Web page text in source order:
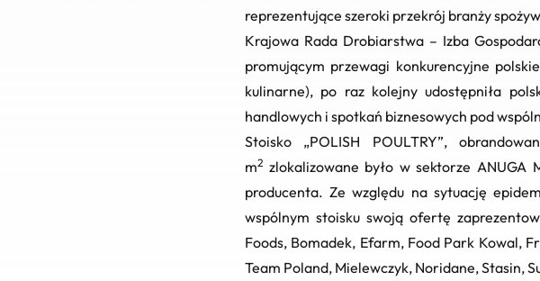
reprezentujące szeroki przekrój branży
Krajowa Rada Drobiarstwa – Izba
promującym przewagi konkurencyjne
kulinarne), po raz kolejny udostępniła
handlowych i spotkań biznesowych pod
Stoisko „POLISH POULTRY”,
m2 zlokalizowane było w sektorze
producenta. Ze względu na sytuację
wspólnym stoisku swoją ofertę
Foods, Bomadek, Efarm, Food Park Kowal,
Team Poland, Mielewczyk, Noridane, Stasin,